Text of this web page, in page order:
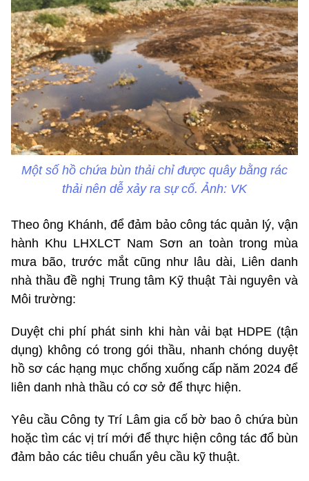
Một số hồ chứa bùn thải chỉ được quây bằng rác
thải nên dễ xảy ra sự cố. Ảnh: VK
Theo ông Khánh, để đảm bảo công tác quản lý, vận
hành Khu LHXLCT Nam Sơn an toàn trong mùa
mưa bão, trước mắt cũng như lâu dài, Liên danh
nhà thầu đề nghị Trung tâm Kỹ thuật Tài nguyên và
Môi trường:
Duyệt chi phí phát sinh khi hàn vải bạt HDPE (tận
dụng) không có trong gói thầu, nhanh chóng duyệt
hồ sơ các hạng mục chống xuống cấp năm 2024 để
liên danh nhà thầu có cơ sở để thực hiện.
Yêu cầu Công ty Trí Lâm gia cố bờ bao ô chứa bùn
hoặc tìm các vị trí mới để thực hiện công tác đổ bùn
đảm bảo các tiêu chuẩn yêu cầu kỹ thuật.